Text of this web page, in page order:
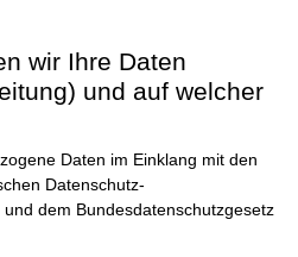
wir Ihre Daten
und auf welcher
Daten im Einklang mit den
Datenschutz-
dem Bundesdatenschutzgesetz